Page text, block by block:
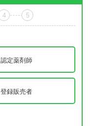
4 5
認定薬剤師
登録販売者